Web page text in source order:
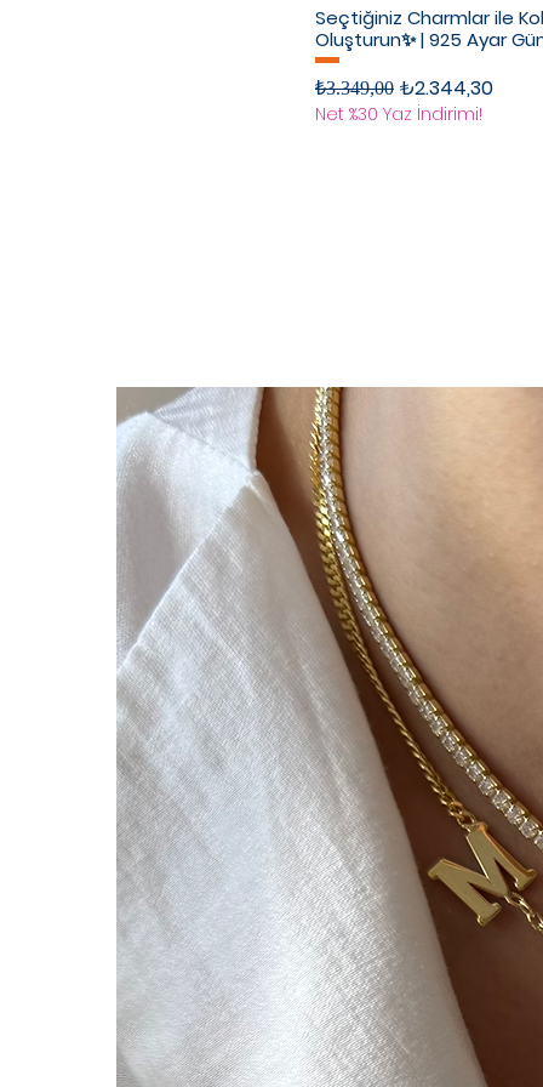
Seçtiğiniz Charmlar ile
Oluşturun✨ | 925 Ayar
Normal Fiyat
₺3.349,00 İndirimli Fiyat
₺2.344,30
Net %30 Yaz İndirimi!